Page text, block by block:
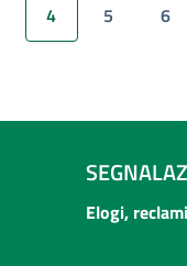
4 5 6
Elogi,